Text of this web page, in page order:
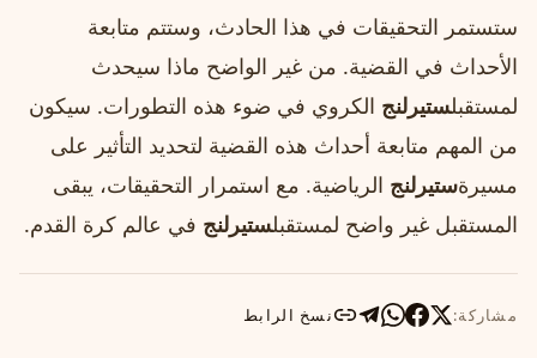
ستستمر التحقيقات في هذا الحادث، وستتم متابعة
الأحداث في القضية. من غير الواضح ماذا سيحدث
لمستقبلستيرلنج الكروي في ضوء هذه التطورات. سيكون
من المهم متابعة أحداث هذه القضية لتحديد التأثير على
مسيرةستيرلنج الرياضية. مع استمرار التحقيقات، يبقى
المستقبل غير واضح لمستقبلستيرلنج في عالم كرة القدم.
مشاركة: نسخ الرابط